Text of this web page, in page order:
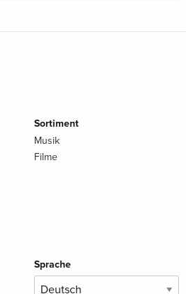
Sortiment
Musik
Filme
Sprache